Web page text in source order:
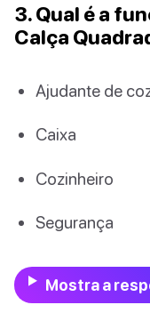
3. Qual é a
Calça
Ajudante de
Caixa
Cozinheiro
Segurança
Mostra a